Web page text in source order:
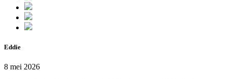
Eddie
8 mei 2026